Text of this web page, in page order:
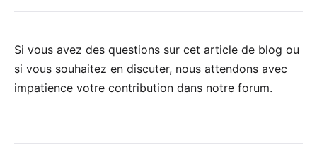
Si vous avez des questions sur cet article de blog ou
si vous souhaitez en discuter, nous attendons avec
impatience votre contribution dans notre forum.